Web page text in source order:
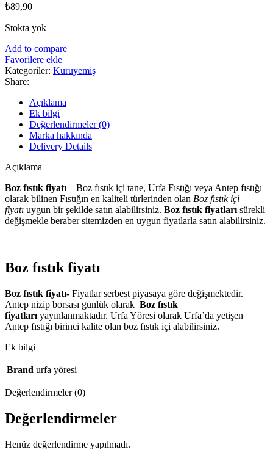
₺89,90
Stokta yok
Add to compare
Favorilere ekle
Kategoriler: Kuruyemiş
Share:
Açıklama
Ek bilgi
Değerlendirmeler (0)
Marka hakkında
Delivery Details
Açıklama
Boz fıstık fiyatı – Boz fıstık içi tane, Urfa Fıstığı veya Antep fıstığı
olarak bilinen Fıstığın en kaliteli türlerinden olan Boz fıstık içi
fiyatı uygun bir şekilde satın alabilirsiniz. Boz fıstık fiyatları sürekli
değişmekle beraber sitemizden en uygun fiyatlarla satın alabilirsiniz.
Boz fıstık fiyatı
Boz fıstık fiyatı- Fiyatlar serbest piyasaya göre değişmektedir.
Antep nizip borsası günlük olarak Boz fıstık
fiyatları yayınlanmaktadır. Urfa Yöresi olarak Urfa’da yetişen
Antep fıstığı birinci kalite olan boz fıstık içi alabilirsiniz.
Ek bilgi
Brand urfa yöresi
Değerlendirmeler (0)
Değerlendirmeler
Henüz değerlendirme yapılmadı.